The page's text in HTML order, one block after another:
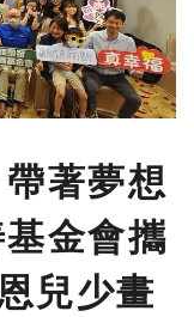
著夢想
金會攜
兒少畫